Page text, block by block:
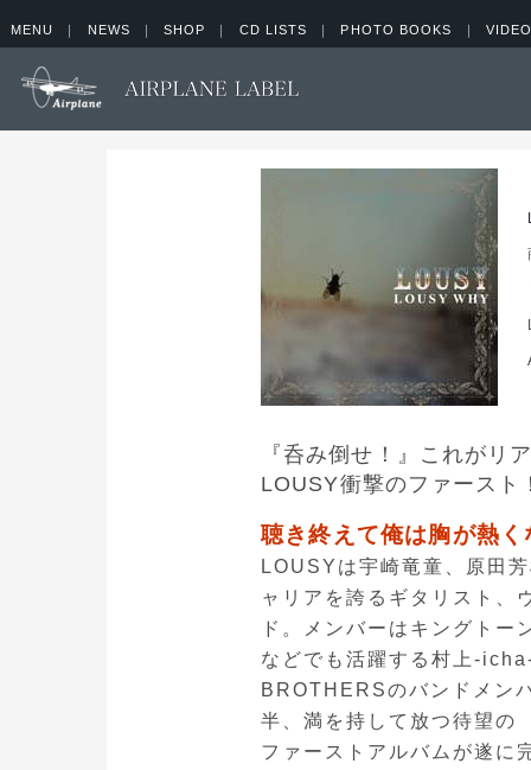
MENU ｜ NEWS ｜ SHOP ｜ CD LISTS ｜ PHOTO BOOKS ｜
『呑み倒せ！』これがリ
LOUSY衝撃のファースト
聴き終えて俺は胸が熱
LOUSYは宇崎竜童、原田
ャリアを誇るギタリスト、
ド。メンバーはキングトー
などでも活躍する村上-
BROTHERSのバンドメン
半、満を持して放つ待望の
ファーストアルバムが遂に